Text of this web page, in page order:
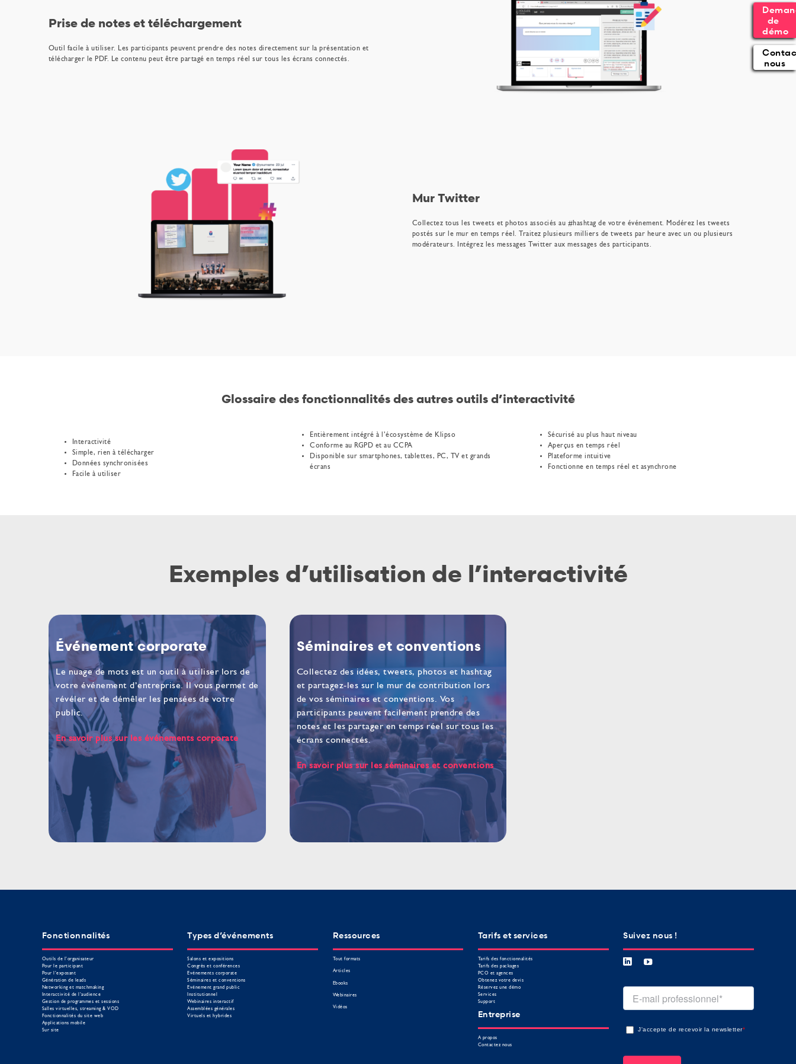
Prise de notes et téléchargement
Outil facile à utiliser. Les participants peuvent prendre des notes directement sur la présentation et
télécharger le PDF. Le contenu peut être partagé en temps réel sur tous les écrans connectés.
Mur Twitter
Collectez tous les tweets et photos associés au #hashtag de votre événement. Modérez les tweets
postés sur le mur en temps réel. Traitez plusieurs milliers de tweets par heure avec un ou plusieurs
modérateurs. Intégrez les messages Twitter aux messages des participants.
Glossaire des fonctionnalités des autres outils d’interactivité
Interactivité
Simple, rien à télécharger
Données synchronisées
Facile à utiliser
Entièrement intégré à l’écosystème de Klipso
Conforme au RGPD et au CCPA
Disponible sur smartphones, tablettes, PC, TV et grands
écrans
Sécurisé au plus haut niveau
Aperçus en temps réel​
Plateforme intuitive
Fonctionne en temps réel et asynchrone
Exemples d’utilisation de l’interactivité
Événement corporate
Le nuage de mots est un outil à utiliser lors de
votre événement d’entreprise. Il vous permet de
révéler et de démêler les pensées de votre
public.
En savoir plus sur les événements corporate
Séminaires et conventions
Collectez des idées, tweets, photos et hashtag
et partagez-les sur le mur de contribution lors
de vos séminaires et conventions. Vos
participants peuvent facilement prendre des
notes et les partager en temps réel sur tous les
écrans connectés.
En savoir plus sur les séminaires et conventions
Fonctionnalités
Outils de l’organisateur
Pour le participant
Pour l’exposant
Génération de leads
Networking et matchmaking
Interactivité de l’audience
Gestion de programmes et sessions
Salles virtuelles, streaming & VOD
Fonctionnalités du site web
Applications mobile
Sur site
Types d’événements
Salons et expositions
Congrès et conférences
Evénements corporate
Séminaires et conventions
Evénement grand public
Institutionnel
Webinaires interactif
Assemblées générales
Virtuels et hybrides
Ressources
Tout formats
Articles
Ebooks
Webinaires
Vidéos
Tarifs et services
Tarifs des fonctionnalités
Tarifs des packages
PCO et agences
Obtenez votre devis
Réservez une démo
Services
Support
Entreprise
A propos
Contactez nous
Suivez nous !
J'accepte de recevoir la newsletter*
de
démo
nous